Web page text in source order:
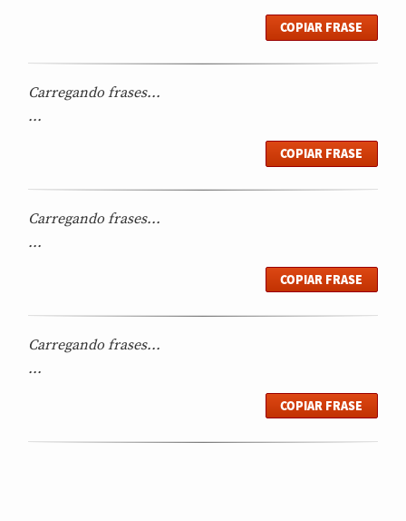
COPIAR FRASE
Carregando frases...
...
COPIAR FRASE
Carregando frases...
...
COPIAR FRASE
Carregando frases...
...
COPIAR FRASE